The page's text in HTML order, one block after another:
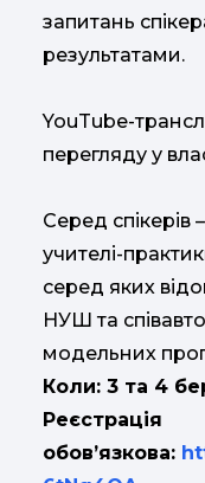
запитань
результатами.
YouTube-
перегляду у
Серед спікерів
учителі-
серед яких
НУШ та
модельних
Коли: 3 та 4
Реєстрація
обов’язкова: